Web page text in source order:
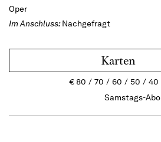
Oper
Im Anschluss:Nachgefragt
Karten
€80 70 60 50 40
Samstags-Abo